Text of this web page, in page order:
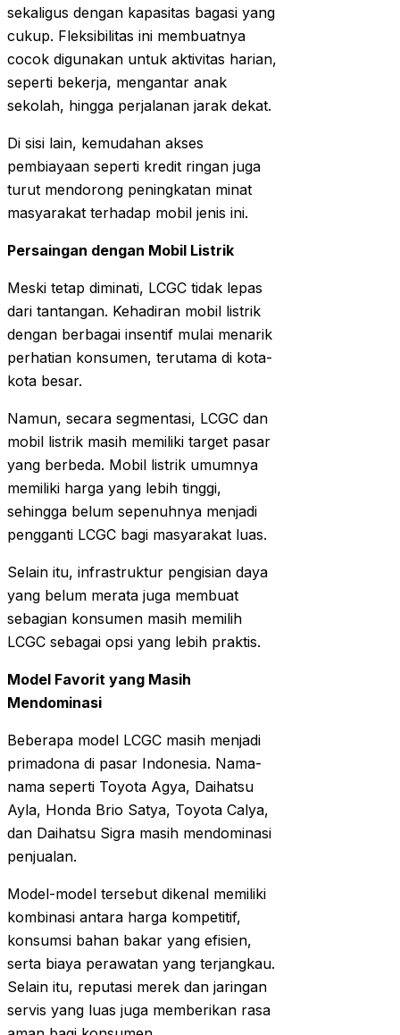
sekaligus dengan kapasitas bagasi yang
cukup. Fleksibilitas ini membuatnya
cocok digunakan untuk aktivitas harian,
seperti bekerja, mengantar anak
sekolah, hingga perjalanan jarak dekat.
Di sisi lain, kemudahan akses
pembiayaan seperti kredit ringan juga
turut mendorong peningkatan minat
masyarakat terhadap mobil jenis ini.
Persaingan dengan Mobil Listrik
Meski tetap diminati, LCGC tidak lepas
dari tantangan. Kehadiran mobil listrik
dengan berbagai insentif mulai menarik
perhatian konsumen, terutama di kota-
kota besar.
Namun, secara segmentasi, LCGC dan
mobil listrik masih memiliki target pasar
yang berbeda. Mobil listrik umumnya
memiliki harga yang lebih tinggi,
sehingga belum sepenuhnya menjadi
pengganti LCGC bagi masyarakat luas.
Selain itu, infrastruktur pengisian daya
yang belum merata juga membuat
sebagian konsumen masih memilih
LCGC sebagai opsi yang lebih praktis.
Model Favorit yang Masih
Mendominasi
Beberapa model LCGC masih menjadi
primadona di pasar Indonesia. Nama-
nama seperti Toyota Agya, Daihatsu
Ayla, Honda Brio Satya, Toyota Calya,
dan Daihatsu Sigra masih mendominasi
penjualan.
Model-model tersebut dikenal memiliki
kombinasi antara harga kompetitif,
konsumsi bahan bakar yang efisien,
serta biaya perawatan yang terjangkau.
Selain itu, reputasi merek dan jaringan
servis yang luas juga memberikan rasa